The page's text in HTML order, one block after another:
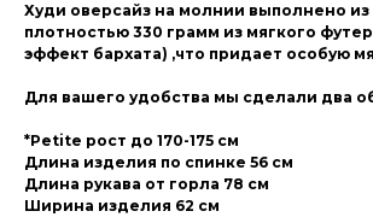
Худи оверсайз на молнии выполнено из
плотностью 330 грамм из мягкого
эффект бархата) ,что придает особую
Для вашего удобства мы сделали два
*Petite рост до 170-175 см
Длина изделия по спинке 56 см
Длина рукава от горла 78 см
Ширина изделия 62 см